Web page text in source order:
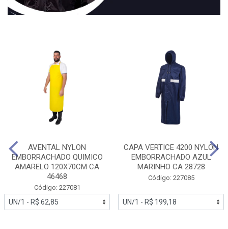
AVENTAL NYLON
EMBORRACHADO QUIMICO
AMARELO 120X70CM CA
46468
Código: 227081
CAPA VERTICE 4200 NYLON
EMBORRACHADO AZUL
MARINHO CA 28728
Código: 227085